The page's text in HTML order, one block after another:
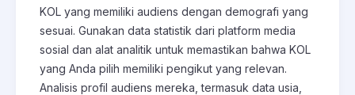
KOL yang memiliki audiens dengan demografi yang
sesuai. Gunakan data statistik dari platform media
sosial dan alat analitik untuk memastikan bahwa KOL
yang Anda pilih memiliki pengikut yang relevan.
Analisis profil audiens mereka, termasuk data usia,